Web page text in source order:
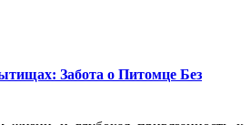
Забота о Питомце Без